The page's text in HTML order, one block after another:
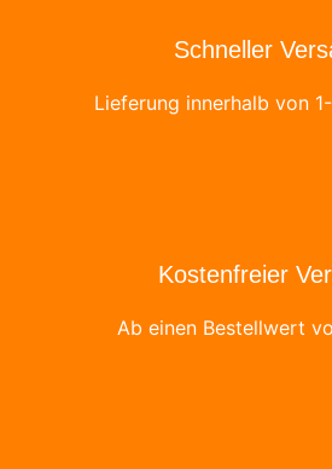
Schneller
Lieferung innerhalb von
Kostenfreier
Ab einen Bestellwert